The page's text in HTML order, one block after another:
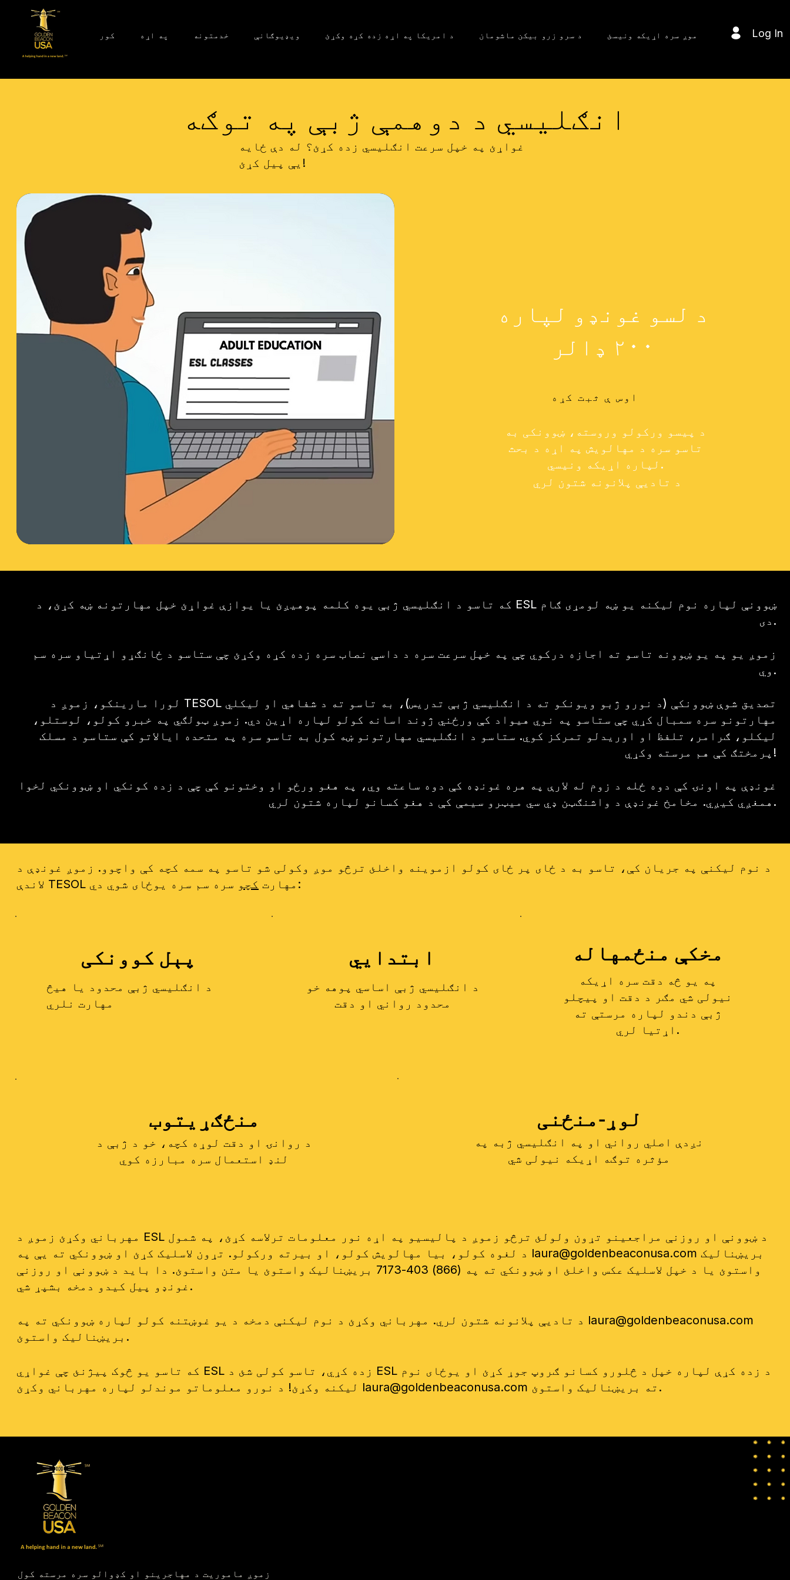
کور په اړه خدمتونه ویډیوګانې د امریکا په اړه زده کړه وکړئ د سرو زرو بیکن ماشومان موږ سره اړیکه ونیسئ Log In
انګلیسي د دوهمې ژبې په توګه
غواړئ په خپل سرعت انګلیسي زده کړئ؟ له دې ځایه
یې پیل کړئ!
د لسو غونډو لپاره
۲۰۰ ډالر
اوس ې ثبت کړه
د پیسو ورکولو وروسته، ښوونکی به
تاسو سره د مهالویش په اړه د بحث
لپاره اړیکه ونیسي.
د تادیې پلانونه شتون لري
که تاسو د انګلیسي ژبې یوه کلمه پوهیږئ یا یوازې غواړئ خپل مهارتونه ښه کړئ، د ESL ښوونې لپاره نوم لیکنه یو ښه لومړی ګام
دی.
زموږ یو په یو ښوونه تاسو ته اجازه درکوي چې په خپل سرعت سره د داسې نصاب سره زده کړه وکړئ چې ستاسو د ځانګړو اړتیاو سره سم
وي.
لورا مارینکو، زموږ د TESOL تصدیق شوې ښوونکې (د نورو ژبو ویونکو ته د انګلیسي ژبې تدریس)، به تاسو ته د شفاهي او لیکلي
مهارتونو سره سمبال کړي چې ستاسو په نوي هیواد کې ورځني ژوند اسانه کولو لپاره اړین دي. زموږ ټولګي په خبرو کولو، لوستلو،
لیکلو، ګرامر، تلفظ او اوریدلو تمرکز کوي. ستاسو د انګلیسي مهارتونو ښه کول به تاسو سره په متحده ایالاتو کې ستاسو د مسلک
پرمختګ کې هم مرسته وکړي!
غونډې په اونۍ کې دوه ځله د زوم له لارې په هره غونډه کې دوه ساعته وي، په هغو ورځو او وختونو کې چې د زده کونکي او ښوونکي لخوا
همغږي کیږي. مخامخ غونډې د واشنګټن ډي سي میټرو سیمې کې د هغو کسانو لپاره شتون لري.
د نوم لیکنې په جریان کې، تاسو به د ځای پر ځای کولو ازموینه واخلئ ترڅو موږ وکولی شو تاسو په سمه کچه کې واچوو. زموږ غونډې د
لاندې TESOL مهارت کچو سره سم سره یوځای شوي دي:
پېل کوونکی
د انګلیسي ژبې محدود یا هیڅ
مهارت نلري
ابتدايي
د انګلیسي ژبې اساسي پوهه خو
محدود رواني او دقت
مخکې منځمهاله
په یو څه دقت سره اړیکه
نیولی شي مګر د دقت او پیچلو
ژبې دندو لپاره مرستې ته
اړتیا لري.
منځګړیتوب
د روانۍ او دقت لوړه کچه، خو د ژبې د
لنډ استعمال سره مبارزه کوي
لوړ-منځنی
نږدې اصلي رواني او په انګلیسي ژبه په
مؤثره توګه اړیکه نیولی شي
مهرباني وکړئ زموږ د ESL د ښوونې او روزنې مراجعینو تړون ولولئ ترڅو زموږ د پالیسیو په اړه نور معلومات ترلاسه کړئ، په شمول
laura@goldenbeaconusa.com
واستوئ یا د خپل لاسلیک عکس واخلئ او ښوونکي ته په (866) 403-7173 بریښنالیک واستوئ یا متن واستوئ. دا باید د ښوونې او روزنې
غونډو پیل کیدو دمخه بشپړ شي.
laura@goldenbeaconusa.com
بریښنالیک واستوئ.
که تاسو یو څوک پیژنئ چې غواړي ESL زده کړي، تاسو کولی شئ د ESL د زده کړې لپاره خپل د څلورو کسانو ګروپ جوړ کړئ او یوځای نوم
laura@goldenbeaconusa.com ته بریښنالیک واستوئ.
زموږ ماموریت د مهاجرینو او کډوالو سره مرسته کول